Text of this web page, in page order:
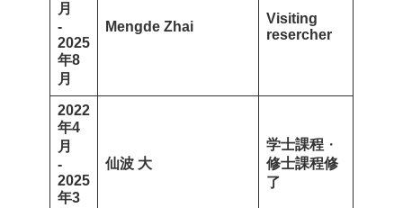
月
-
2025
年8
月
Mengde Zhai
Visiting
resercher
2022
年4
月
-
2025
年3
仙波 大
学士課程・
修士課程修
了